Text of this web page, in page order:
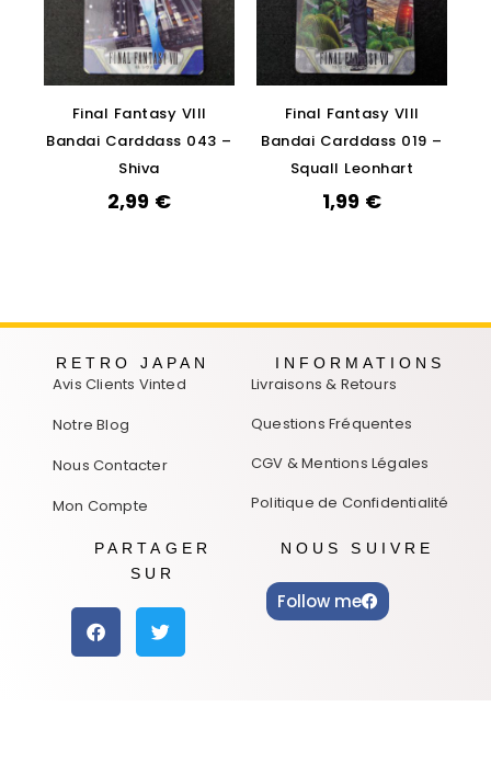
Final Fantasy VIII
Bandai Carddass 043 –
Shiva
2,99 €
Final Fantasy VIII
Bandai Carddass 019 –
Squall Leonhart
1,99 €
RETRO JAPAN
Avis Clients Vinted
Notre Blog
Nous Contacter
Mon Compte
INFORMATIONS
Livraisons & Retours
Questions Fréquentes
CGV & Mentions Légales
Politique de Confidentialité
PARTAGER
SUR
NOUS SUIVRE
Follow me